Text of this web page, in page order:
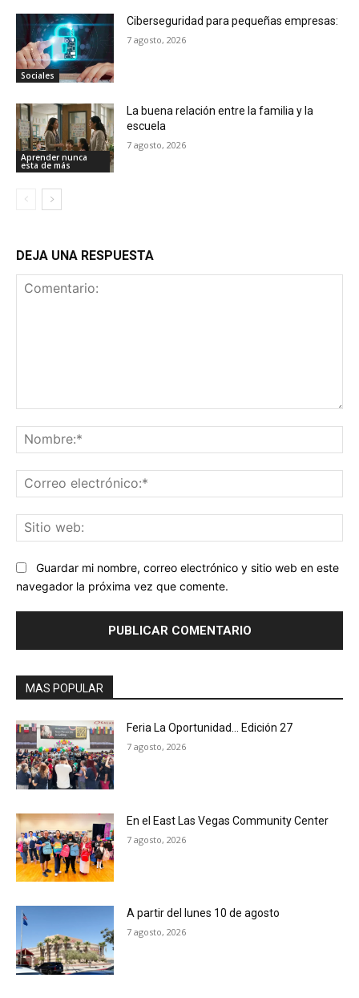
Sociales
Ciberseguridad para pequeñas empresas:
7 agosto, 2026
Aprender nunca
esta de más
La buena relación entre la familia y la
escuela
7 agosto, 2026
DEJA UNA RESPUESTA
Guardar mi nombre, correo electrónico y sitio web en este
navegador la próxima vez que comente.
MAS POPULAR
Feria La Oportunidad… Edición 27
7 agosto, 2026
En el East Las Vegas Community Center
7 agosto, 2026
A partir del lunes 10 de agosto
7 agosto, 2026